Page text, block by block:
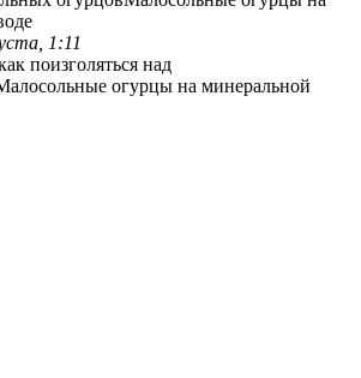
1:11
поизголяться над
огурцы на минеральной